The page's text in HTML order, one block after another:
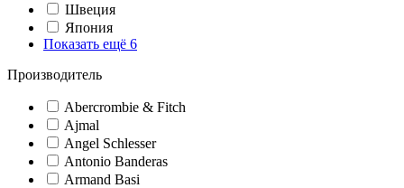
Швеция
Япония
Показать ещё 6
Производитель
Abercrombie & Fitch
Ajmal
Angel Schlesser
Antonio Banderas
Armand Basi